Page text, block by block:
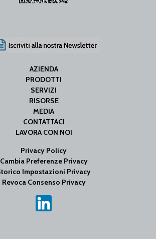
AZIENDA
PRODOTTI
SERVIZI
RISORSE
MEDIA
CONTATTACI
LAVORA CON NOI
Privacy Policy
Cambia Preferenze Privacy
Impostazioni Privacy
Revoca Consenso Privacy